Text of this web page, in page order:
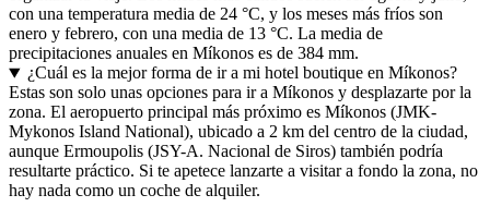
con una temperatura media de 24 °C, y los meses más fríos son
enero y febrero, con una media de 13 °C. La media de
precipitaciones anuales en Míkonos es de 384 mm.
¿Cuál es la mejor forma de ir a mi hotel boutique en Míkonos?
Estas son solo unas opciones para ir a Míkonos y desplazarte por la
zona. El aeropuerto principal más próximo es Míkonos (JMK-
Mykonos Island National), ubicado a 2 km del centro de la ciudad,
aunque Ermoupolis (JSY-A. Nacional de Siros) también podría
resultarte práctico. Si te apetece lanzarte a visitar a fondo la zona, no
hay nada como un coche de alquiler.